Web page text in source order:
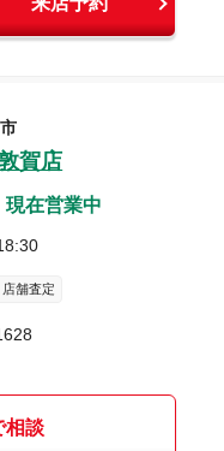
賀店
現在営業中
舗査定
相談